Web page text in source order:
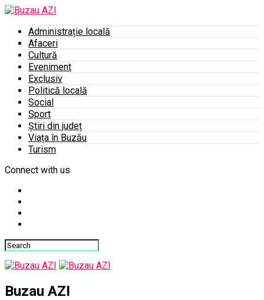
Administrație locală
Afaceri
Cultură
Eveniment
Exclusiv
Politică locală
Social
Sport
Știri din județ
Viața în Buzău
Turism
Connect with us
Buzau AZI